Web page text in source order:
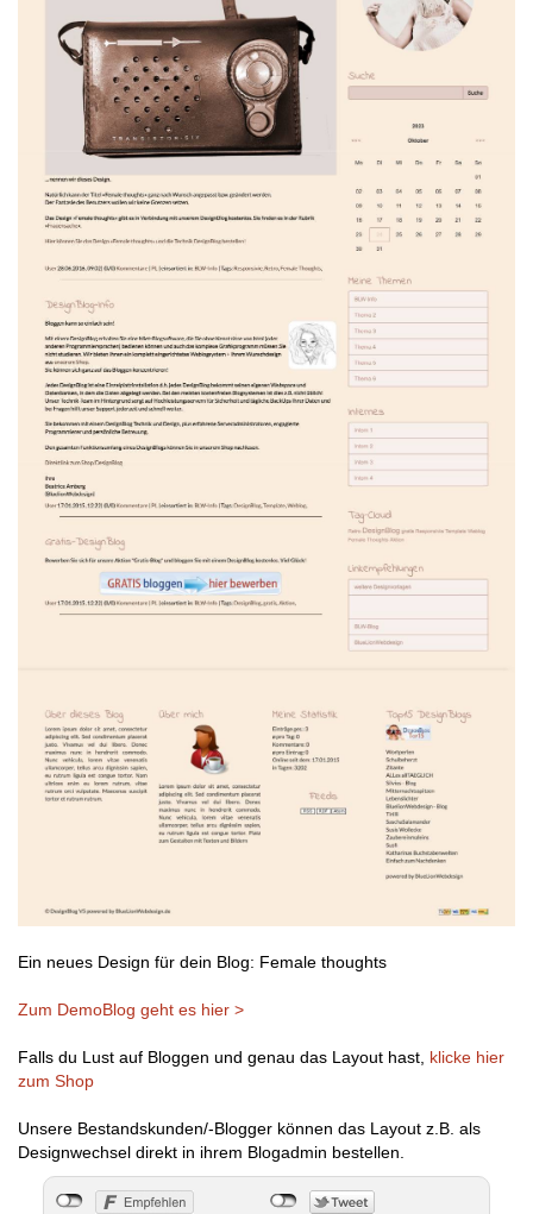
Ein neues Design für dein Blog: Female thoughts
Zum DemoBlog geht es hier >
Falls du Lust auf Bloggen und genau das Layout hast, klicke hier
zum Shop
Unsere Bestandskunden/-Blogger können das Layout z.B. als
Designwechsel direkt in ihrem Blogadmin bestellen.